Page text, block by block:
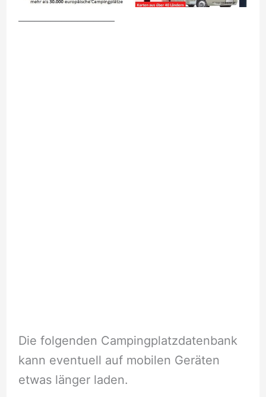
Die folgenden Campingplatzdatenbank
kann eventuell auf mobilen Geräten
etwas länger laden.